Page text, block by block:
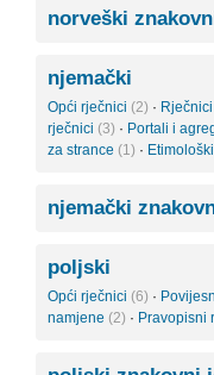
norveški
njemački
Opći rječnici (2) ·
rječnici (3) · Portali i
za strance (1) ·
njemački
poljski
Opći rječnici (6) ·
namjene (2) · Pravopisni